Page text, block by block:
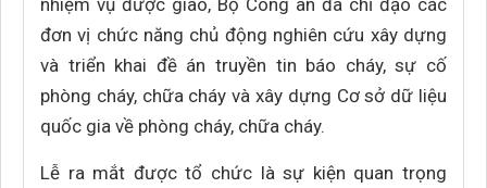
nhiệm vụ được giao, Bộ Công an đã chỉ đạo các
đơn vị chức năng chủ động nghiên cứu xây dựng
và triển khai đề án truyền tin báo cháy, sự cố
phòng cháy, chữa cháy và xây dựng Cơ sở dữ liệu
quốc gia về phòng cháy, chữa cháy.
Lễ ra mắt được tổ chức là sự kiện quan trọng